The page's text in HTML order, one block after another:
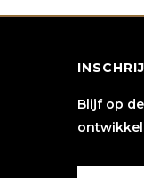
Blijf op